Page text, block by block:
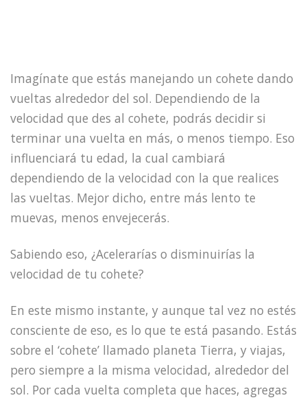
Imagínate que estás manejando un cohete dando
vueltas alrededor del sol. Dependiendo de la
velocidad que des al cohete, podrás decidir si
terminar una vuelta en más, o menos tiempo. Eso
influenciará tu edad, la cual cambiará
dependiendo de la velocidad con la que realices
las vueltas. Mejor dicho, entre más lento te
muevas, menos envejecerás.
Sabiendo eso, ¿Acelerarías o disminuirías la
velocidad de tu cohete?
En este mismo instante, y aunque tal vez no estés
consciente de eso, es lo que te está pasando. Estás
sobre el ‘cohete’ llamado planeta Tierra, y viajas,
pero siempre a la misma velocidad, alrededor del
sol. Por cada vuelta completa que haces, agregas